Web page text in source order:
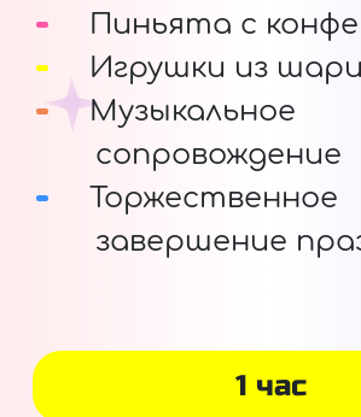
Пиньята с
Игрушки из
Музыкальное
сопровождение
Торжественное
завершение
1 час